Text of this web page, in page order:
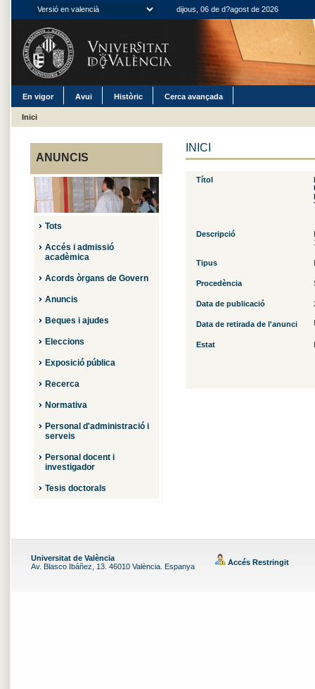
dijous, 06 de d?agost de 2026
En vigor Avui Històric Cerca avançada
Inici
ANUNCIS
Tots
Accés i admissió
acadèmica
Acords òrgans de Govern
Anuncis
Beques i ajudes
Eleccions
Exposició pública
Recerca
Normativa
Personal d'administració i
serveis
Personal docent i
investigador
Tesis doctorals
INICI
Títol
Descripció
Tipus
Procedència
Data de publicació
Data de retirada de l'anunci
Estat
Universitat de València
Av. Blasco Ibáñez, 13. 46010 València. Espanya
Accés Restringit